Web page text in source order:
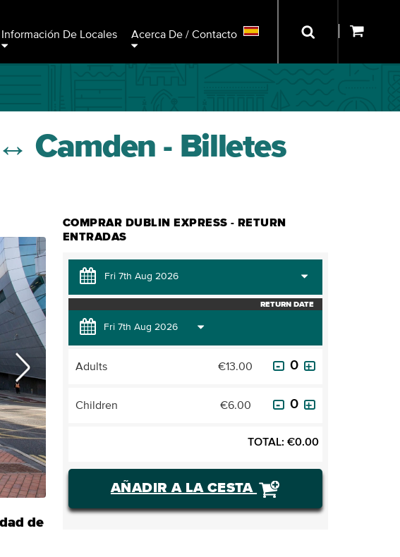
Información De Locales Acerca De / Contacto
Camden - Billetes
de
COMPRAR DUBLIN EXPRESS - RETURN
ENTRADAS
RETURN DATE
Adults €13.00
Children €6.00
TOTAL: €0.00
AÑADIR A LA CESTA